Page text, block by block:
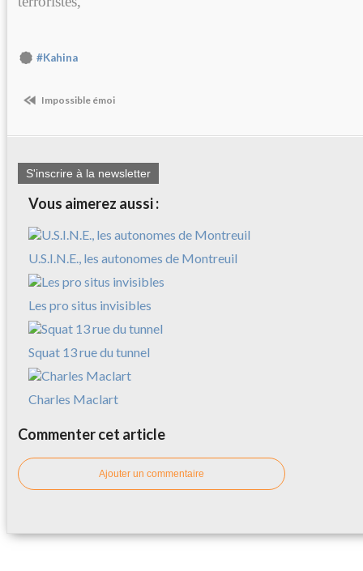
#Kahina
Impossible émoi
S'inscrire à la newsletter
Vous aimerez aussi :
U.S.I.N.E., les autonomes de Montreuil
Les pro situs invisibles
Squat 13 rue du tunnel
Charles Maclart
Commenter cet article
Ajouter un commentaire